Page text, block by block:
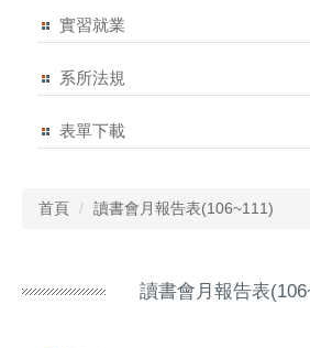
實習就業
系所法規
表單下載
首頁 讀書會月報告表(106~111)
讀書會月報告表